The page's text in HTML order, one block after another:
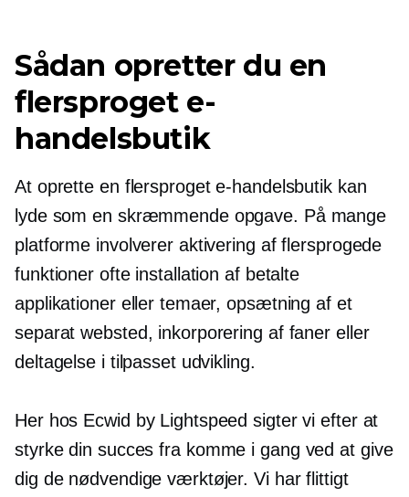
Sådan opretter du en
flersproget e-
handelsbutik
At oprette en flersproget e-handelsbutik kan
lyde som en skræmmende opgave. På mange
platforme involverer aktivering af flersprogede
funktioner ofte installation af betalte
applikationer eller temaer, opsætning af et
separat websted, inkorporering af faner eller
deltagelse i tilpasset udvikling.
Her hos Ecwid by Lightspeed sigter vi efter at
styrke din succes fra komme i gang ved at give
dig de nødvendige værktøjer. Vi har flittigt